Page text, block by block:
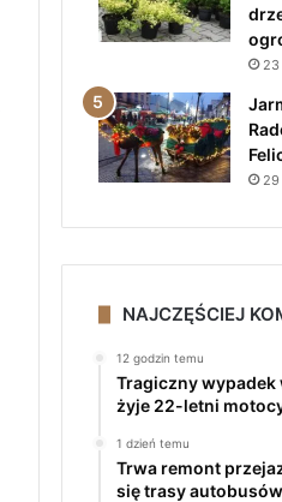
NAJCZĘŚCIEJ
12 godzin temu
Tragiczny wypadek
żyje 22-letni
1 dzień temu
Trwa remont
się trasy